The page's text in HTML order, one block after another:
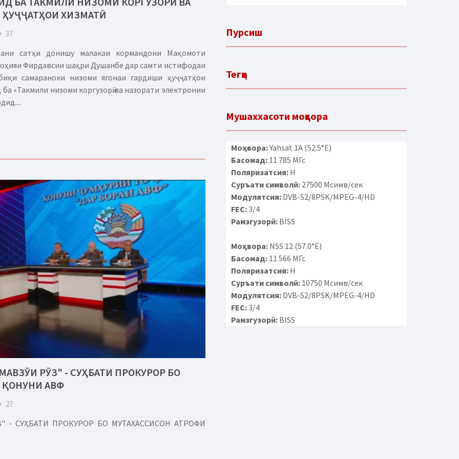
ХИЗМАТӢ
37
сатҳи донишу малакаи кормандони Мақомоти
Фирдавсии шаҳри Душанбе дар самти истифодаи
самараноки низоми ягонаи гардиши ҳуҷҷатҳои
ба «Такмили низоми коргузорӣ ва назорати электронии
РӮЗ" - СУҲБАТИ ПРОКУРОР БО
ҚОНУНИ АВФ
27
- СУҲБАТИ ПРОКУРОР БО МУТАХАССИСОН АТРОФИ
Пурсиш
Тегҳо
Мушаххасоти моҳвора
Моҳвора:Yahsat 1A (52.5°E)
Басомад:11 785 МГс
Поляризатсия:H
Суръати символӣ:27500 Мсимв/сек
Модулятсия:DVB-S2/8PSK/MPEG-4/HD
FEC:3/4
Рамзгузорӣ:BISS
Моҳвора:NSS 12 (57.0°E)
Басомад:11 566 МГс
Поляризатсия:H
Суръати символӣ:10750 Мсимв/сек
Модулятсия:DVB-S2/8PSK/MPEG-4/HD
FEC:3/4
Рамзгузорӣ:BISS